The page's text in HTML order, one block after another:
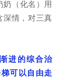
（化名）用
深情，对三真
进的综合治
可以自由走